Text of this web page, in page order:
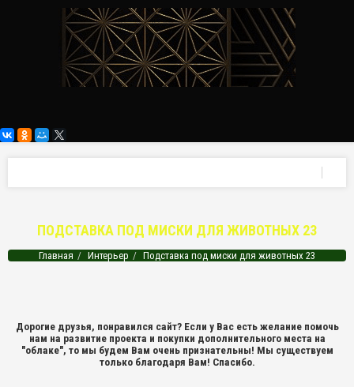
ПОДСТАВКА ПОД МИСКИ ДЛЯ ЖИВОТНЫХ 23
Главная Интерьер Подставка под миски для животных 23
Дорогие друзья, понравился сайт? Если у Вас есть желание помочь
нам на развитие проекта и покупки дополнительного места на
"облаке", то мы будем Вам очень признательны! Мы существуем
только благодаря Вам! Спасибо.